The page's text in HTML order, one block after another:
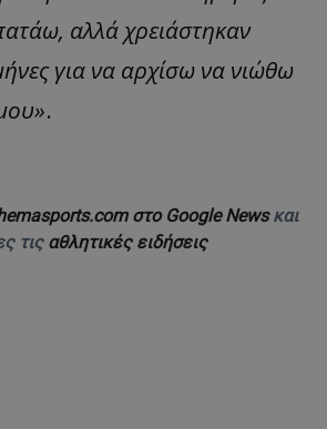
αλλά χρειάστηκαν
για να αρχίσω να νιώθω
.
στο Google Newsκαι
τις αθλητικές ειδήσεις